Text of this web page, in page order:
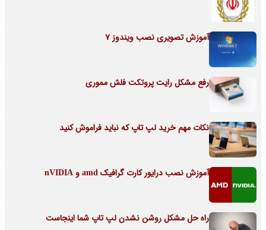
آموزش تصویری نصب ویندوز 7
رفع مشکل رایت پروتکت فلش مموری
نکات مهم خرید لپ تاپ که نباید فراموش کنید
آموزش نصب درایور کارت گرافیک amd و nVIDIA
راه حل مشکل روشن نشدن لپ تاپ شما اینجاست